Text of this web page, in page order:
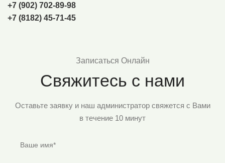
+7 (902) 702‑89-98
+7 (8182) 45-71-45
Записаться Онлайн
Свяжитесь с нами
Оставьте заявку и наш администратор свяжется с Вами
в течение 10 минут